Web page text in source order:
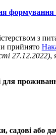
формування
прийнято
27.12.2022),
для
садові або